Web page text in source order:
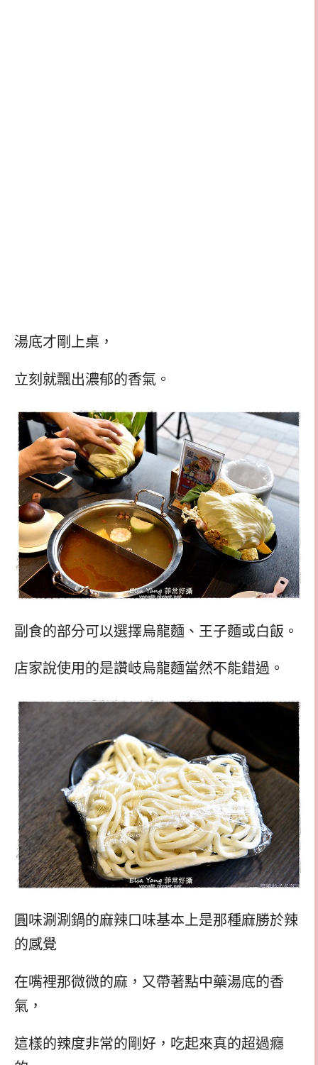
湯底才剛上桌，
立刻就飄出濃郁的香氣。
副食的部分可以選擇烏龍麵、王子麵或白飯。
店家說使用的是讚岐烏龍麵當然不能錯過。
圓味涮涮鍋的麻辣口味基本上是那種麻勝於辣
的感覺
在嘴裡那微微的麻，又帶著點中藥湯底的香
氣，
這樣的辣度非常的剛好，吃起來真的超過癮